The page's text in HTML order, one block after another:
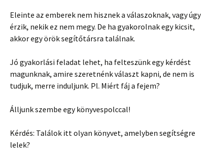
Eleinte az emberek nem hisznek a válaszoknak, vagy úgy
érzik, nekik ez nem megy. De ha gyakorolnak egy kicsit,
akkor egy örök segítőtársra találnak.
Jó gyakorlási feladat lehet, ha felteszünk egy kérdést
magunknak, amire szeretnénk választ kapni, de nem is
tudjuk, merre induljunk. Pl. Miért fáj a fejem?
Álljunk szembe egy könyvespolccal!
Kérdés: Találok itt olyan könyvet, amelyben segítségre
lelek?